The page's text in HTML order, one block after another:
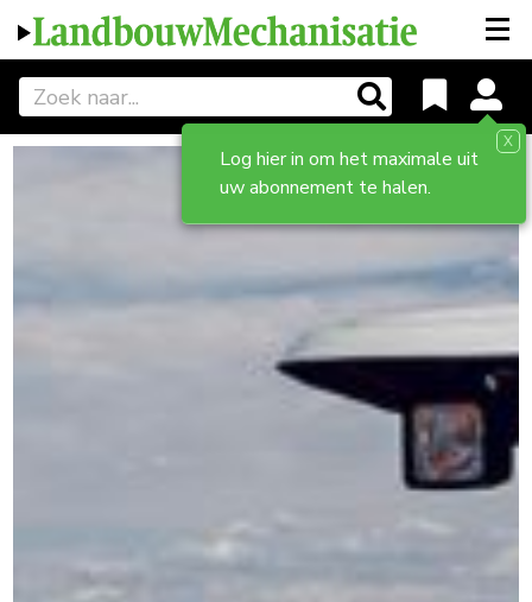
Log hier in om het maximale uit
uw abonnement te halen.
X